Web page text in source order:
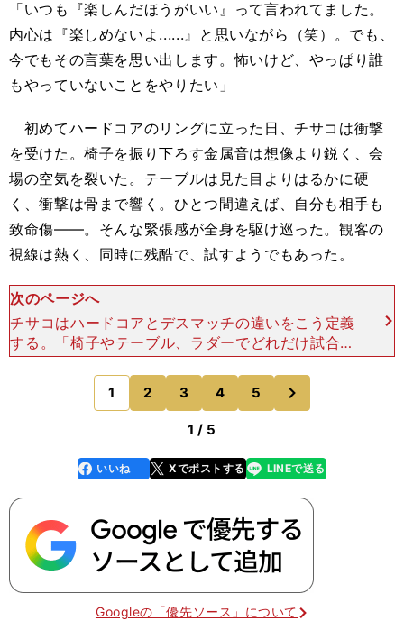
「いつも『楽しんだほうがいい』って言われてました。
内心は『楽しめないよ......』と思いながら（笑）。でも、
今でもその言葉を思い出します。怖いけど、やっぱり誰
もやっていないことをやりたい」
初めてハードコアのリングに立った日、チサコは衝撃
を受けた。椅子を振り下ろす金属音は想像より鋭く、会
場の空気を裂いた。テーブルは見た目よりはるかに硬
く、衝撃は骨まで響く。ひとつ間違えば、自分も相手も
致命傷――。そんな緊張感が全身を駆け巡った。観客の
視線は熱く、同時に残酷で、試すようでもあった。
次のページへ
チサコはハードコアとデスマッチの違いをこう定義
する。「椅子やテーブル、ラダーでどれだけ試合を
作れるかを競うのがハードコア。デスマッチは自ら
血を流しにいくもの」 デスマッチが"いかに血を
美しく流すか
1 2 3 4 5
のページへ
1 / 5
faceboo
k
いいね Xでポストする
line LINEで送る
Googleの「優先ソース」について